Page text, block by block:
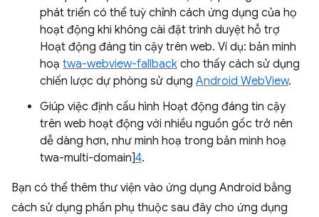
phát triển có thể tuỳ chỉnh cách ứng dụng của họ
hoạt động khi không cài đặt trình duyệt hỗ trợ
Hoạt động đáng tin cậy trên web. Ví dụ: bản minh
hoạ twa-webview-fallback cho thấy cách sử dụng
chiến lược dự phòng sử dụng Android WebView.
Giúp việc định cấu hình Hoạt động đáng tin cậy
trên web hoạt động với nhiều nguồn gốc trở nên
dễ dàng hơn, như minh hoạ trong bản minh hoạ
twa-multi-domain]4.
Bạn có thể thêm thư viện vào ứng dụng Android bằng
cách sử dụng phần phụ thuộc sau đây cho ứng dụng